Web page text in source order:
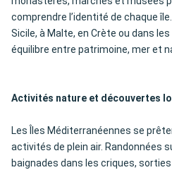
comprendre l’identité de chaque
Sicile, à Malte, en Crète ou dans
équilibre entre patrimoine, mer et
Activités nature et découvertes
Les Îles Méditerranéennes se
activités de plein air. Randonnées
baignades dans les criques,